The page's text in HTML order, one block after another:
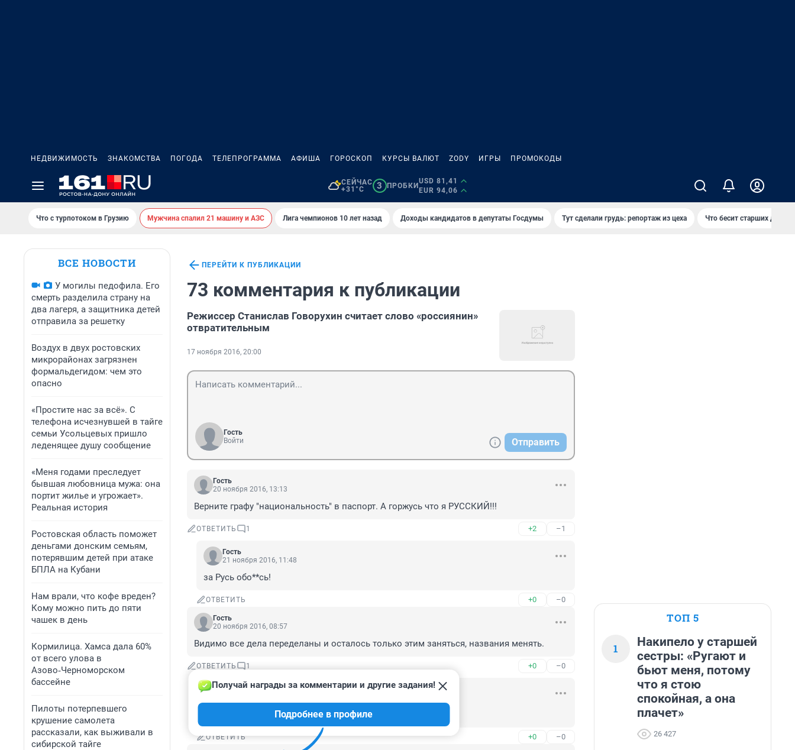
НЕДВИЖИМОСТЬ ЗНАКОМСТВА ПОГОДА ТЕЛЕПРОГРАММА АФИША ГОРОСКОП КУРСЫ ВАЛЮТ ZODY ИГРЫ ПРОМОКОДЫ
СЕЙЧАС
+31°C
3 ПРОБКИ
USD 81,41
EUR 94,06
Что с турпотоком в Грузию Мужчина спалил 21 машину и АЗС Лига чемпионов 10 лет назад Доходы кандидатов в депутаты Госдумы Тут сделали грудь: репортаж из цеха Что бесит старших детей
ВСЕ НОВОСТИ
У могилы педофила. Его
смерть разделила страну на
два лагеря, а защитника детей
отправила за решетку
Воздух в двух ростовских
микрорайонах загрязнен
формальдегидом: чем это
опасно
«Простите нас за всё». С
телефона исчезнувшей в тайге
семьи Усольцевых пришло
леденящее душу сообщение
«Меня годами преследует
бывшая любовница мужа: она
портит жилье и угрожает».
Реальная история
Ростовская область поможет
деньгами донским семьям,
потерявшим детей при атаке
БПЛА на Кубани
Нам врали, что кофе вреден?
Кому можно пить до пяти
чашек в день
Кормилица. Хамса дала 60%
от всего улова в
Азово‑Черноморском
бассейне
Пилоты потерпевшего
крушение самолета
рассказали, как выживали в
сибирской тайге
ПЕРЕЙТИ К ПУБЛИКАЦИИ
73 комментария к публикации
Режиссер Станислав Говорухин считает слово «россиянин»
отвратительным
17 ноября 2016, 20:00
Гость
Войти
Отправить
Гость
20 ноября 2016, 13:13
Верните графу "национальность" в паспорт. А горжусь что я РУССКИЙ!!!
ОТВЕТИТЬ 1 +2 –1
Гость
21 ноября 2016, 11:48
за Русь обо**сь!
ОТВЕТИТЬ +0 –0
Гость
20 ноября 2016, 08:57
Видимо все дела переделаны и осталось только этим заняться, названия менять.
ОТВЕТИТЬ 1 +0 –0
Гость
другие дела трогать нельзя - посыпется карточный домик
ОТВЕТИТЬ +0 –0
Получай награды за комментарии и другие задания!
Подробнее в профиле
ТОП 5
1
Накипело у старшей
сестры: «Ругают и
бьют меня, потому
что я стою
спокойная, а она
плачет»
26 427